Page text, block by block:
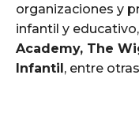
organizaciones y
infantil y
Academy, The
Infantil, entre